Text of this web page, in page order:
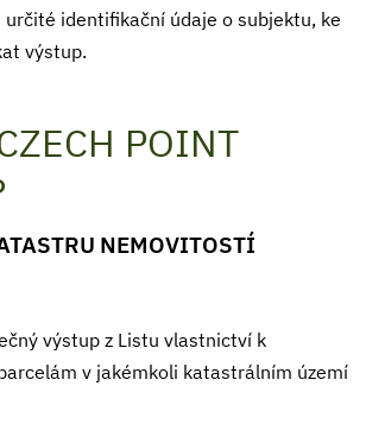
identifikační údaje o subjektu, ke
výstup.
POINT
NEMOVITOSTÍ
výstup z Listu vlastnictví k
v jakémkoli katastrálním území